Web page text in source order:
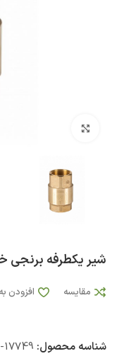
شیر یکطرفه برنجی خنبره 1 اینچ مدل
مقایسه افزودن
شناسه محصول: 17749